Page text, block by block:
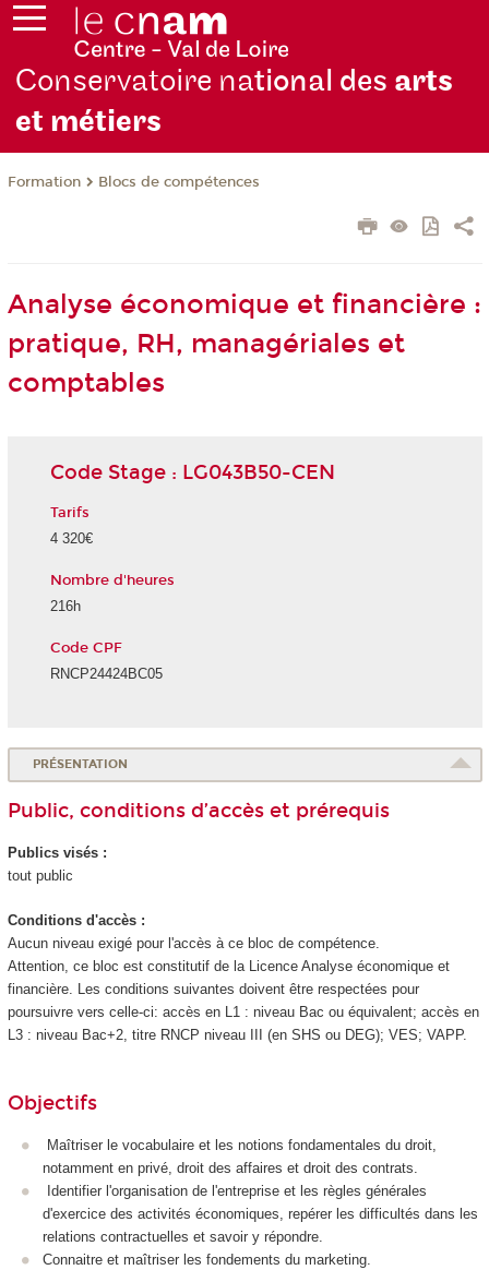
Conservatoire national des arts
et métiers
Formation Blocs de compétences
Analyse économique et financière :
pratique, RH, managériales et
comptables
Code Stage : LG043B50-CEN
Tarifs
4 320€
Nombre d'heures
216h
Code CPF
RNCP24424BC05
PRÉSENTATION
Public, conditions d’accès et prérequis
Publics visés :
tout public
Conditions d'accès :
Aucun niveau exigé pour l'accès à ce bloc de compétence.
Attention, ce bloc est constitutif de la Licence Analyse économique et
financière. Les conditions suivantes doivent être respectées pour
poursuivre vers celle-ci: accès en L1 : niveau Bac ou équivalent; accès en
L3 : niveau Bac+2, titre RNCP niveau III (en SHS ou DEG); VES; VAPP.
Objectifs
Maîtriser le vocabulaire et les notions fondamentales du droit,
notamment en privé, droit des affaires et droit des contrats.
Identifier l'organisation de l'entreprise et les règles générales
d'exercice des activités économiques, repérer les difficultés dans les
relations contractuelles et savoir y répondre.
Connaitre et maîtriser les fondements du marketing.